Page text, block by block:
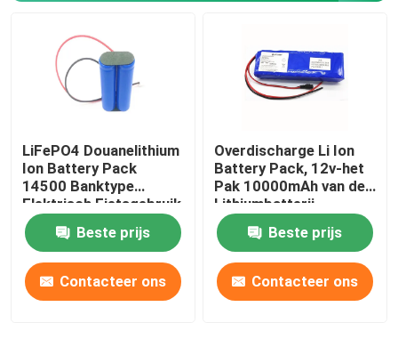
LiFePO4 Douanelithium
Ion Battery Pack
14500 Banktype
Elektrisch Fietsgebruik
Beste prijs
Contacteer ons
Overdischarge Li Ion
Battery Pack, 12v-het
Pak 10000mAh van de
Lithiumbatterij
Beste prijs
Contacteer ons